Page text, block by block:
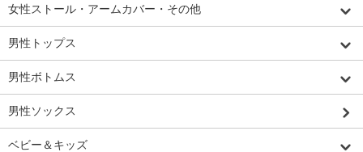
女性ストール・アームカバー・その他
男性トップス
男性ボトムス
男性ソックス
ベビー＆キッズ